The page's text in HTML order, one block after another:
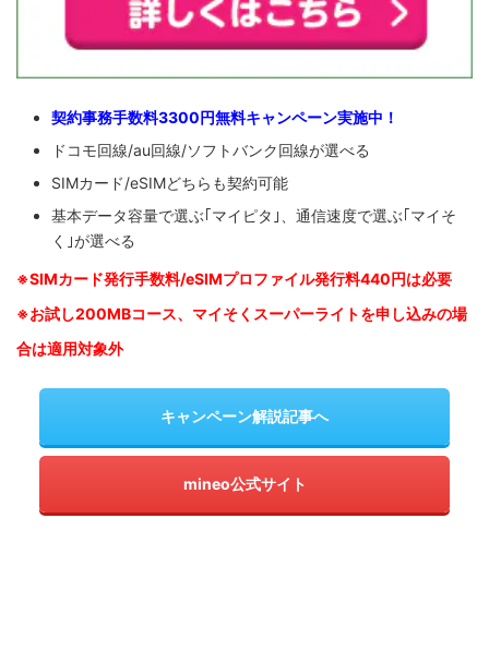
契約事務手数料3300円無料キャンペーン実施中！
ドコモ回線/au回線/ソフトバンク回線が選べる
SIMカード/eSIMどちらも契約可能
基本データ容量で選ぶ｢マイピタ｣、通信速度で選ぶ｢マイそ
く｣が選べる
※SIMカード発行手数料/eSIMプロファイル発行料440円は必要
※お試し200MBコース、マイそくスーパーライトを申し込みの場
合は適用対象外
キャンペーン解説記事へ
mineo公式サイト